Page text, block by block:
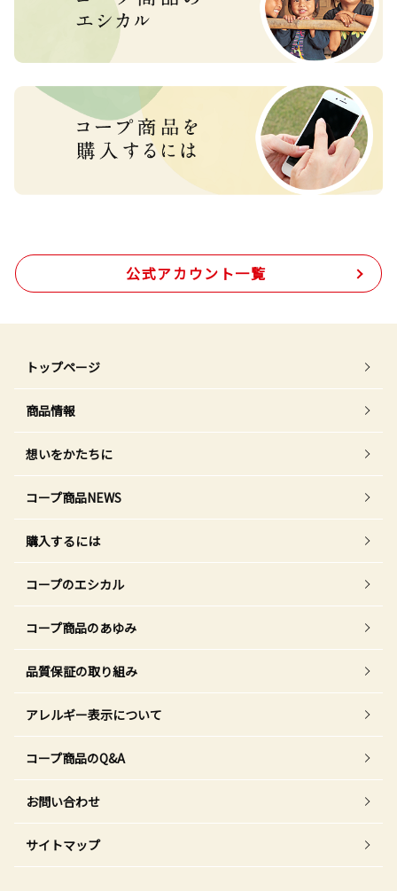
公式アカウント一覧
トップページ
商品情報
想いをかたちに
コープ商品NEWS
購入するには
コープのエシカル
コープ商品のあゆみ
品質保証の取り組み
アレルギー表示について
コープ商品のQ&A
お問い合わせ
サイトマップ